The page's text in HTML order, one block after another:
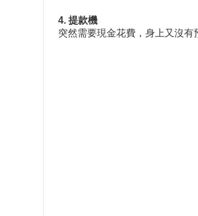
4. 提款機
突然需要現金花費，身上又沒有